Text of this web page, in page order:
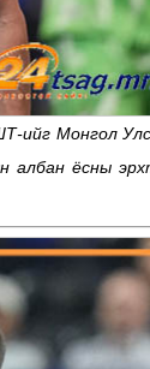
ийг Монгол
албан ёсны